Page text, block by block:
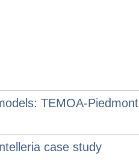
TEMOA-Piedmont
case study